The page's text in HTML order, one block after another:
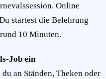
Online
startest die Belehrung
10 Minuten.
Job ein
du an Ständen, Theken oder